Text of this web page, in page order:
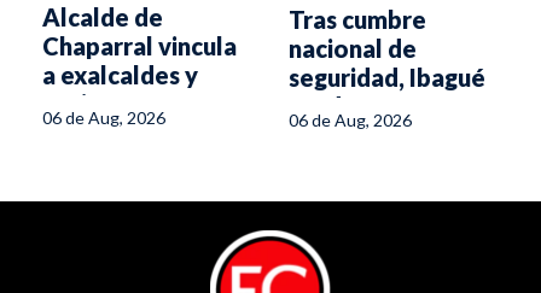
Alcalde de
Chaparral vincula
a exalcaldes y
aspirantes
políticos con
06 de Aug, 2026
Tras cumbre
nacional de
seguridad, Ibagué
tendrá 150 nuevos
policías
06 de Aug, 2026